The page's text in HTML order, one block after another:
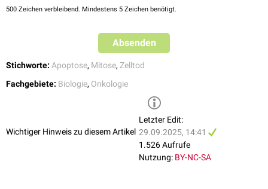
500 Zeichen verbleibend. Mindestens 5 Zeichen benötigt.
Absenden
Stichworte: Apoptose, Mitose, Zelltod
Fachgebiete: Biologie, Onkologie
Wichtiger Hinweis zu diesem Artikel
Letzter Edit:
29.09.2025, 14:41
1.526 Aufrufe
Nutzung: BY-NC-SA